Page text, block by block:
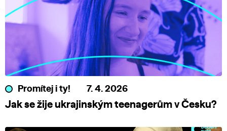
Promítej i ty! 7. 4. 2026
Jak se žije ukrajinským teenagerům v Česku?